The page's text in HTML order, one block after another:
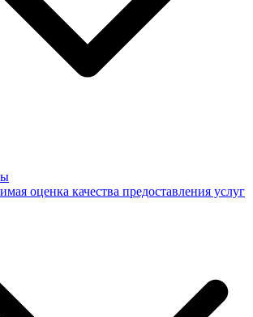
оценка качества предоставления услуг